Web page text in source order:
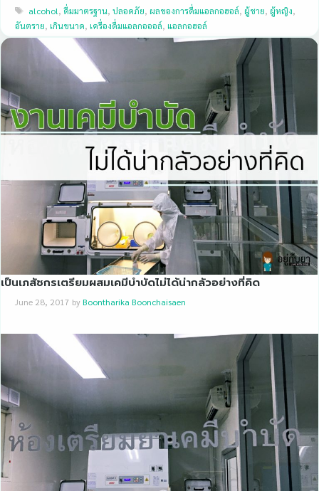
Tags
alcohol,ดื่มมาตรฐาน,ปลอดภัย, ผลของการดื่มแอลกอฮอล์, ผู้ชาย, ผู้หญิง,
อันตราย, เกินขนาด, เครื่องดื่มแอลกอออล์, แอลกอฮอล์
เป็นเภสัชกรเตรียมผสมเคมีบำบัดไม่ได้น่ากลัวอย่างที่คิด
June 28, 2017 by Boontharika Boonchaisaen